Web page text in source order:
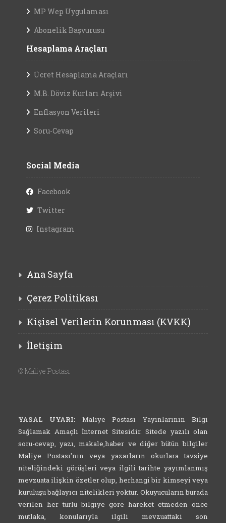
MP Wep Uygulaması
Abonelik Başvurusu
Hesaplama Araçları
Ücret Hesaplama Araçları
M.B. Döviz Kurları Arşivi
Enflasyon Verileri
Soru-Cevap
Social Media
Facebook
Twitter
Instagram
Ana Sayfa
Çerez Politikası
Kişisel Verilerin Korunması (KVKK)
İletişim
©Maliye Postası
YASAL UYARI: Maliye Postası Yayınlarının Bilgi
Sağlamak Amaçlı İnternet Sitesidir. Sitede yazılı olan
soru-cevap, yazı, makale,haber ve diğer bütün bilgiler
Maliye Postası'nın veya yazarların okurlara tavsiye
niteliğindeki görüşleri veya ilgili tarihte yayımlanmış
mevzuata ilişkin özetler olup, herhangi bir kimseyi veya
kuruluşu bağlayıcı nitelikleri yoktur. Okuyucuların burada
verilen her türlü bilgiye göre hareket etmeden önce
mutlaka, konularıyla ilgili mevzuattaki son